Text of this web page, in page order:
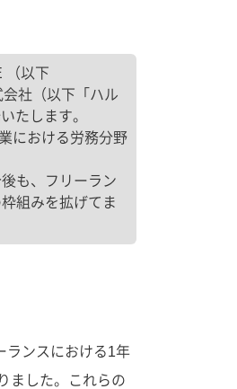
（以下
社（以下「ハル
たします。
における労務分野
も、フリーラン
組みを拡げてま
ランスにおける1年
ました。これらの